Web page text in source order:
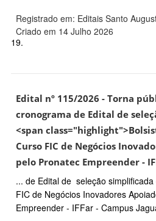
Registrado em: Editais Santo
Criado em 14 Julho 2026
19.
Edital nº 115/2026 - Torna
cronograma de Edital de
<span
Curso FIC de Negócios
pelo Pronatec Empreender -
... de Edital de seleção simplificada
FIC de Negócios Inovadores
Empreender - IFFar - Campus